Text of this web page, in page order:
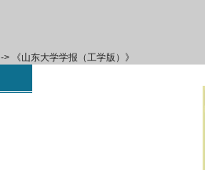
-> 《山东大学学报（工学版）》